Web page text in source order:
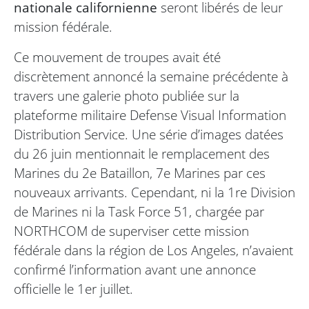
nationale californienne seront libérés de leur
mission fédérale.
Ce mouvement de troupes avait été
discrètement annoncé la semaine précédente à
travers une galerie photo publiée sur la
plateforme militaire Defense Visual Information
Distribution Service. Une série d’images datées
du 26 juin mentionnait le remplacement des
Marines du 2e Bataillon, 7e Marines par ces
nouveaux arrivants. Cependant, ni la 1re Division
de Marines ni la Task Force 51, chargée par
NORTHCOM de superviser cette mission
fédérale dans la région de Los Angeles, n’avaient
confirmé l’information avant une annonce
officielle le 1er juillet.